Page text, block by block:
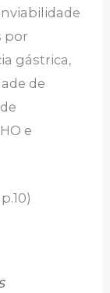
por
gástrica,
de
e